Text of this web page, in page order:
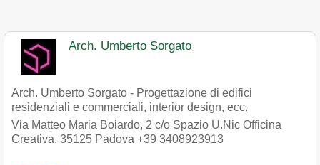
Arch. Umberto Sorgato
Arch. Umberto Sorgato - Progettazione di edifici
residenziali e commerciali, interior design, ecc.
Via Matteo Maria Boiardo, 2 c/o Spazio U.Nic Officina
Creativa, 35125 Padova +39 3408923913